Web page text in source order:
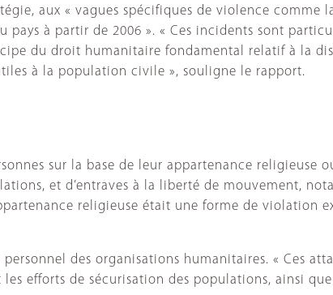
aux « vagues spécifiques de violence comme
à partir de 2006 ». « Ces incidents sont
du droit humanitaire fondamental relatif à la
à la population civile », souligne le rapport.
sur la base de leur appartenance religieuse
et d’entraves à la liberté de mouvement,
religieuse était une forme de violation
des organisations humanitaires. « Ces
efforts de sécurisation des populations, ainsi que